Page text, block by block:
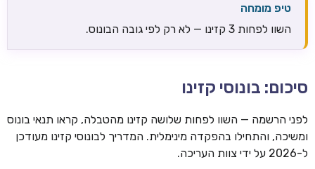
טיפ מומחה
השוו לפחות 3 קזינו — לא רק לפי גובה הבונוס.
סיכום: בונוסי קזינו
לפני הרשמה — השוו לפחות שלושה קזינו מהטבלה, קראו תנאי בונוס
ומשיכה, והתחילו בהפקדה מינימלית. המדריך לבונוסי קזינו מעודכן
ל-2026 על ידי צוות העריכה.